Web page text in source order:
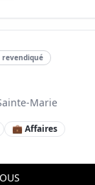
revendiqué
Marie
💼 Affaires